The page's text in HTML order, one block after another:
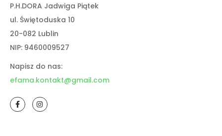
P.H.DORA Jadwiga Piątek
ul. Świętoduska 10
20-082 Lublin
NIP: 9460009527
Napisz do nas:
efama.kontakt@gmail.com